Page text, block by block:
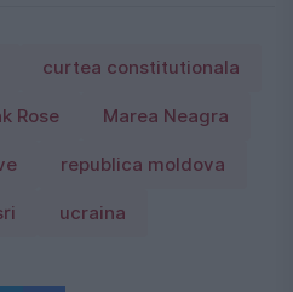
curtea constitutionala
Rose Marea Neagra
republica moldova
ucraina